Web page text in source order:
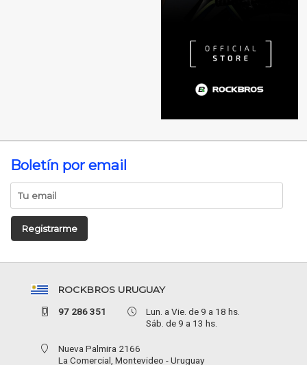
Boletín por email
Registrarme
ROCKBROS URUGUAY
97 286 351
Lun. a Vie. de 9 a 18 hs.
Sáb. de 9 a 13 hs.
Nueva Palmira 2166
La Comercial, Montevideo - Uruguay